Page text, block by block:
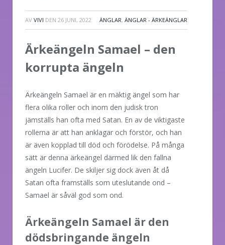
AV VIVI DEN 26 JUNI, 2022 ÄNGLAR, ÄNGLAR - ÄRKEÄNGLAR
Ärkeängeln Samael – den
korrupta ängeln
Ärkeängeln Samael är en mäktig ängel som har
flera olika roller och inom den judisk tron
jämställs han ofta med Satan. En av de viktigaste
rollerna är att han anklagar och förstör, och han
är även kopplad till död och förödelse. På många
sätt är denna ärkeängel därmed lik den fallna
ängeln Lucifer. De skiljer sig dock även åt då
Satan ofta framställs som uteslutande ond –
Samael är såväl god som ond.
Ärkeängeln Samael är den
dödsbringande ängeln